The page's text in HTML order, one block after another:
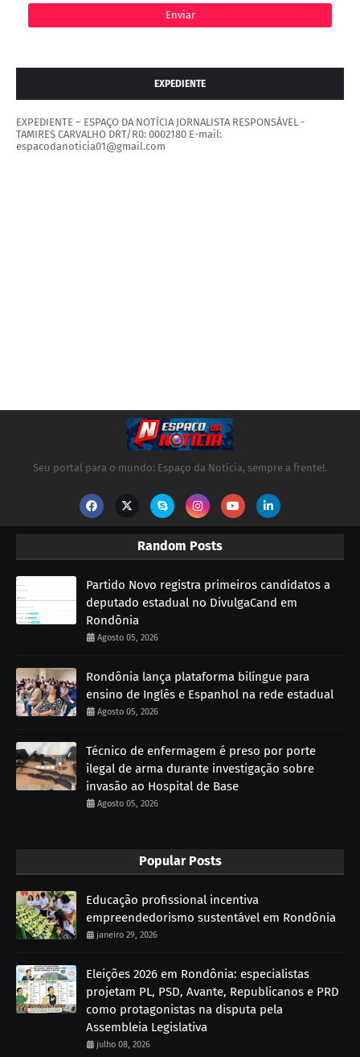
EXPEDIENTE
EXPEDIENTE – ESPAÇO DA NOTÍCIA JORNALISTA RESPONSÁVEL -
TAMIRES CARVALHO DRT/R0: 0002180 E-mail:
espacodanoticia01@gmail.com
Seu portal para o mundo: Espaço da Notícia, sempre a frente!.
Random Posts
Partido Novo registra primeiros candidatos a
deputado estadual no DivulgaCand em
Rondônia
Agosto 05, 2026
Rondônia lança plataforma bilíngue para
ensino de Inglês e Espanhol na rede estadual
Agosto 05, 2026
Técnico de enfermagem é preso por porte
ilegal de arma durante investigação sobre
invasão ao Hospital de Base
Agosto 05, 2026
Popular Posts
Educação profissional incentiva
empreendedorismo sustentável em Rondônia
janeiro 29, 2026
Eleições 2026 em Rondônia: especialistas
projetam PL, PSD, Avante, Republicanos e PRD
como protagonistas na disputa pela
Assembleia Legislativa
julho 08, 2026